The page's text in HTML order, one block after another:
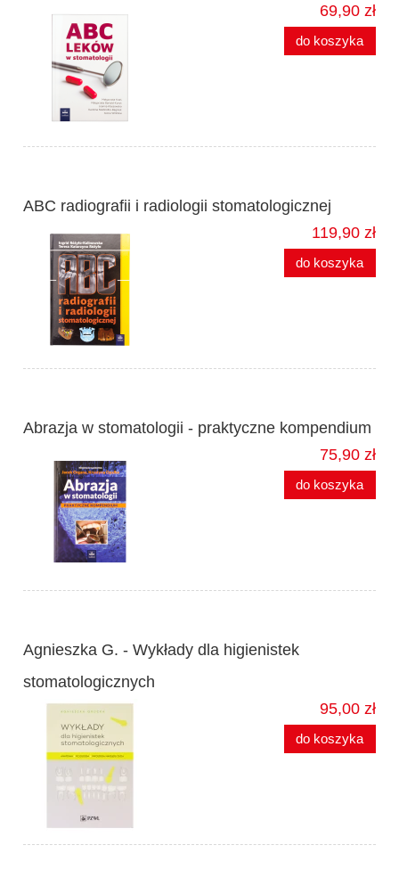
69,90 zł
do koszyka
ABC radiografii i radiologii stomatologicznej
119,90 zł
do koszyka
Abrazja w stomatologii - praktyczne kompendium
75,90 zł
do koszyka
Agnieszka G. - Wykłady dla higienistek
stomatologicznych
95,00 zł
do koszyka